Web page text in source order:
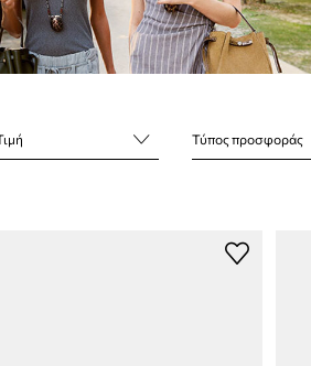
Τύπος προσφοράς